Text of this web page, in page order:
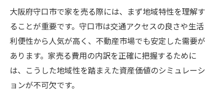
大阪府守口市で家を売る際には、まず地域特性を理解す
ることが重要です。守口市は交通アクセスの良さや生活
利便性から人気が高く、不動産市場でも安定した需要が
あります。家売る費用の内訳を正確に把握するために
は、こうした地域性を踏まえた資産価値のシミュレーシ
ョンが不可欠です。